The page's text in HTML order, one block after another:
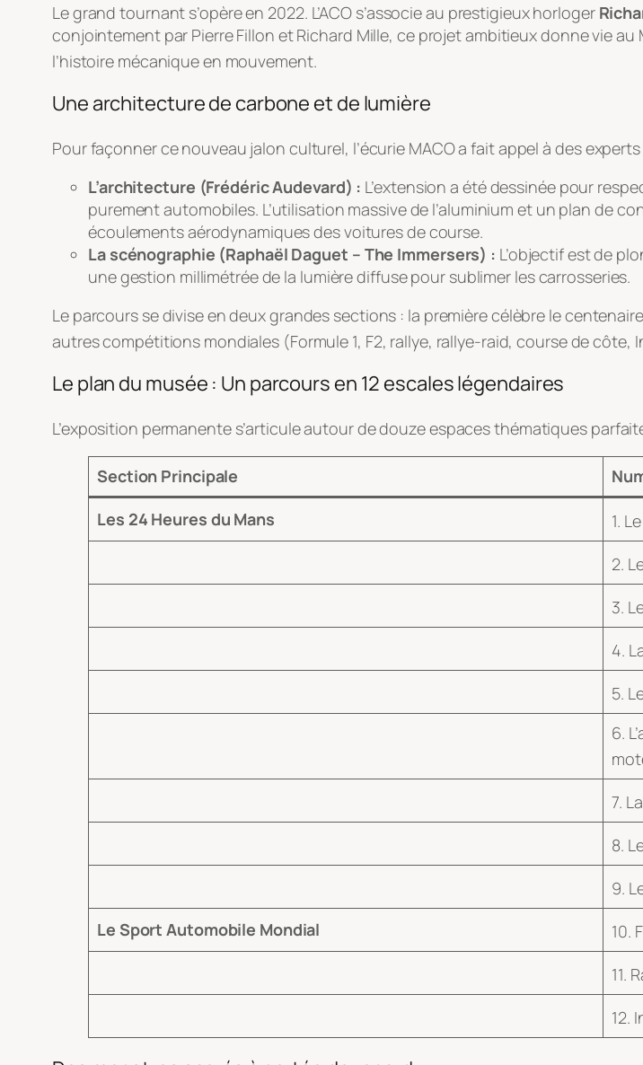
Le grand tournant s’opère en 2022. L’ACO s’associe au prestigieux horloger
conjointement par Pierre Fillon et Richard Mille, ce projet ambitieux donne vie au
l’histoire mécanique en mouvement.
Une architecture de carbone et de lumière
Pour façonner ce nouveau jalon culturel, l’écurie MACO a fait appel à des
L’architecture (Frédéric Audevard) : L’extension a été dessinée pour
purement automobiles. L’utilisation massive de l’aluminium et un plan de
écoulements aérodynamiques des voitures de course.
La scénographie (Raphaël Daguet – The Immersers) : L’objectif est de
une gestion millimétrée de la lumière diffuse pour sublimer les carrosseries.
Le parcours se divise en deux grandes sections : la première célèbre le
autres compétitions mondiales (Formule 1, F2, rallye, rallye-raid, course de côte,
Le plan du musée : Un parcours en 12 escales légendaires
L’exposition permanente s’articule autour de douze espaces thématiques
Section Principale
Les 24 Heures du Mans
1.
2.
3.
4.
5.
6.
7.
8.
9.
Le Sport Automobile Mondial
10.
11.
12.